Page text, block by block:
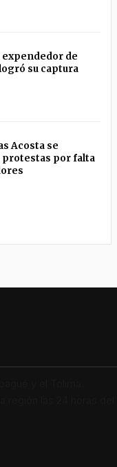
expendedor de
su captura
Acosta se
protestas por falta